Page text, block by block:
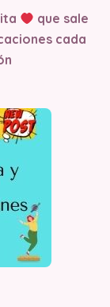
que sale
cada